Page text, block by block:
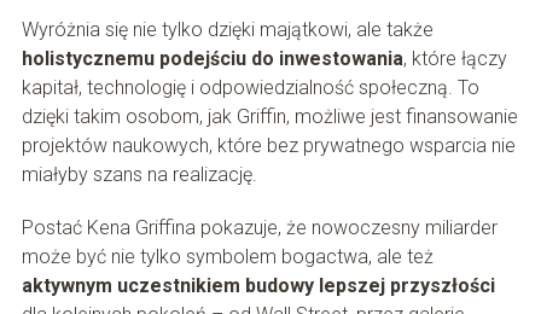
Wyróżnia się nie tylko dzięki majątkowi, ale także
holistycznemu podejściu do inwestowania, które łączy
kapitał, technologię i odpowiedzialność społeczną. To
dzięki takim osobom, jak Griffin, możliwe jest finansowanie
projektów naukowych, które bez prywatnego wsparcia nie
miałyby szans na realizację.
Postać Kena Griffina pokazuje, że nowoczesny miliarder
może być nie tylko symbolem bogactwa, ale też
aktywnym uczestnikiem budowy lepszej przyszłości